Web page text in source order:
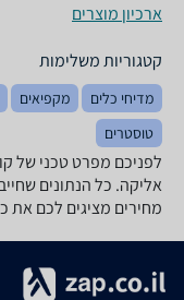
ארכיון מוצרים
קטגוריות משלימות
מדיחי כלים מקפיאים
טוסטרים
אליקה. כל הנתונים
מחירים מציגים לכם את